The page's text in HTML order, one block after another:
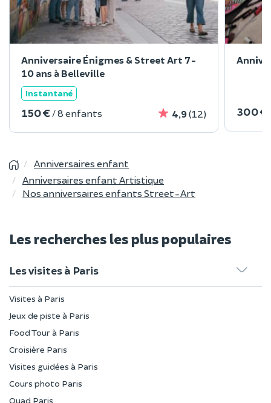
Anniversaire Énigmes & Street Art 7-
10 ans à Belleville
Instantané
150 € / 8 enfants 4,9(12) 300 €
Anniversaires enfant
Anniversaires enfant Artistique
Nos anniversaires enfants Street-Art
Les recherches les plus populaires
Les visites à Paris
Visites à Paris
Jeux de piste à Paris
Food Tour à Paris
Croisière Paris
Visites guidées à Paris
Cours photo Paris
Quad Paris